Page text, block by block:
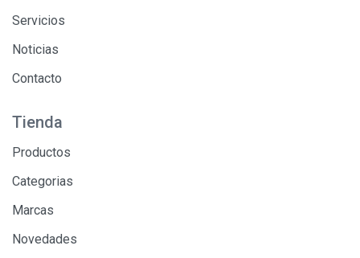
Servicios
Noticias
Contacto
Tienda
Productos
Categorias
Marcas
Novedades